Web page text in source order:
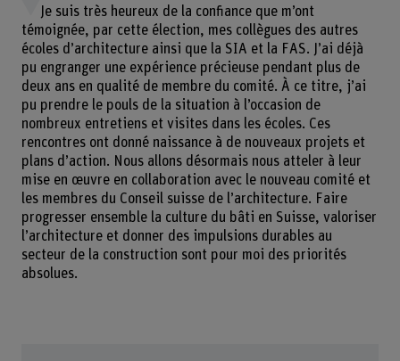
Je suis très heureux de la confiance que m’ont
témoignée, par cette élection, mes collègues des autres
écoles d’architecture ainsi que la SIA et la FAS. J’ai déjà
pu engranger une expérience précieuse pendant plus de
deux ans en qualité de membre du comité. À ce titre, j’ai
pu prendre le pouls de la situation à l’occasion de
nombreux entretiens et visites dans les écoles. Ces
rencontres ont donné naissance à de nouveaux projets et
plans d’action. Nous allons désormais nous atteler à leur
mise en œuvre en collaboration avec le nouveau comité et
les membres du Conseil suisse de l’architecture. Faire
progresser ensemble la culture du bâti en Suisse, valoriser
l’architecture et donner des impulsions durables au
secteur de la construction sont pour moi des priorités
absolues.